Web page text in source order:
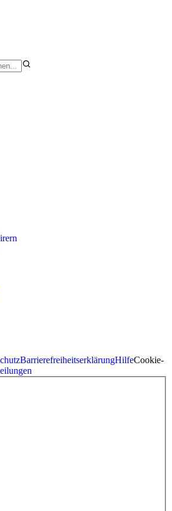
BarrierefreiheitserklärungHilfeCookie-